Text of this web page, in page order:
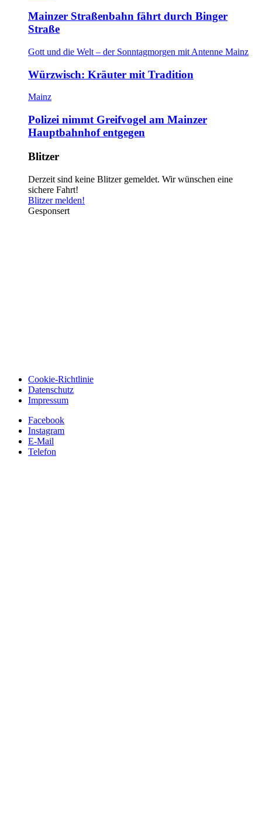
Mainzer Straßenbahn fährt durch Binger
Straße
Gott und die Welt – der Sonntagmorgen mit Antenne Mainz
Würzwisch: Kräuter mit Tradition
Mainz
Polizei nimmt Greifvogel am Mainzer
Hauptbahnhof entgegen
Blitzer
Derzeit sind keine Blitzer gemeldet. Wir wünschen eine
sichere Fahrt!
Blitzer melden!
Gesponsert
Cookie-Richtlinie
Datenschutz
Impressum
Facebook
Instagram
E-Mail
Telefon